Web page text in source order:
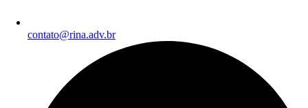
contato@rina.adv.br